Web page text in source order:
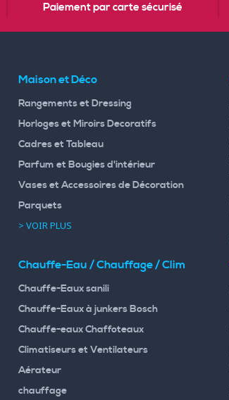
Paiement par carte sécurisé
Maison et Déco
Rangements et Dressing
Horloges et Miroirs Decoratifs
Cadres et Tableau
Parfum et Bougies d'intérieur
Vases et Accessoires de Décoration
Parquets
> VOIR PLUS
Chauffe-Eau / Chauffage / Clim
Chauffe-Eaux sanili
Chauffe-Eaux à junkers Bosch
Chauffe-eaux Chaffoteaux
Climatiseurs et Ventilateurs
Aérateur
chauffage